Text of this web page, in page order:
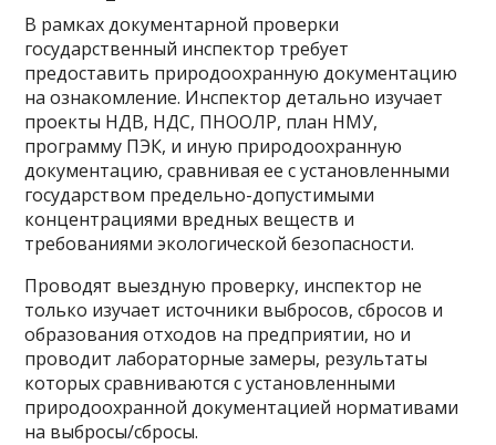
В рамках документарной проверки
государственный инспектор требует
предоставить природоохранную документацию
на ознакомление. Инспектор детально изучает
проекты НДВ, НДС, ПНООЛР, план НМУ,
программу ПЭК, и иную природоохранную
документацию, сравнивая ее с установленными
государством предельно-допустимыми
концентрациями вредных веществ и
требованиями экологической безопасности.
Проводят выездную проверку, инспектор не
только изучает источники выбросов, сбросов и
образования отходов на предприятии, но и
проводит лабораторные замеры, результаты
которых сравниваются с установленными
природоохранной документацией нормативами
на выбросы/сбросы.